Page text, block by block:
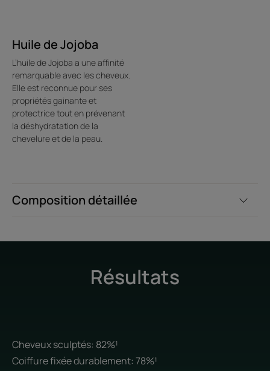
coiffures en un instant et sans résidu.
Formule-soin coiffante sans silicone: protège le cheveu
de la déshydratation et préserve sa beauté.
Fini non collant, sans effet carton: texture non collante,
fini brillant.
environnementales
Composition détaillée
Huile de Jojoba
L’huile de Jojoba a une affinité
remarquable avec les cheveux.
Elle est reconnue pour ses
propriétés gainante et
protectrice tout en prévenant
la déshydratation de la
chevelure et de la peau.
Résultats
Cheveux sculptés: 82%¹
Coiffure fixée durablement: 78%¹